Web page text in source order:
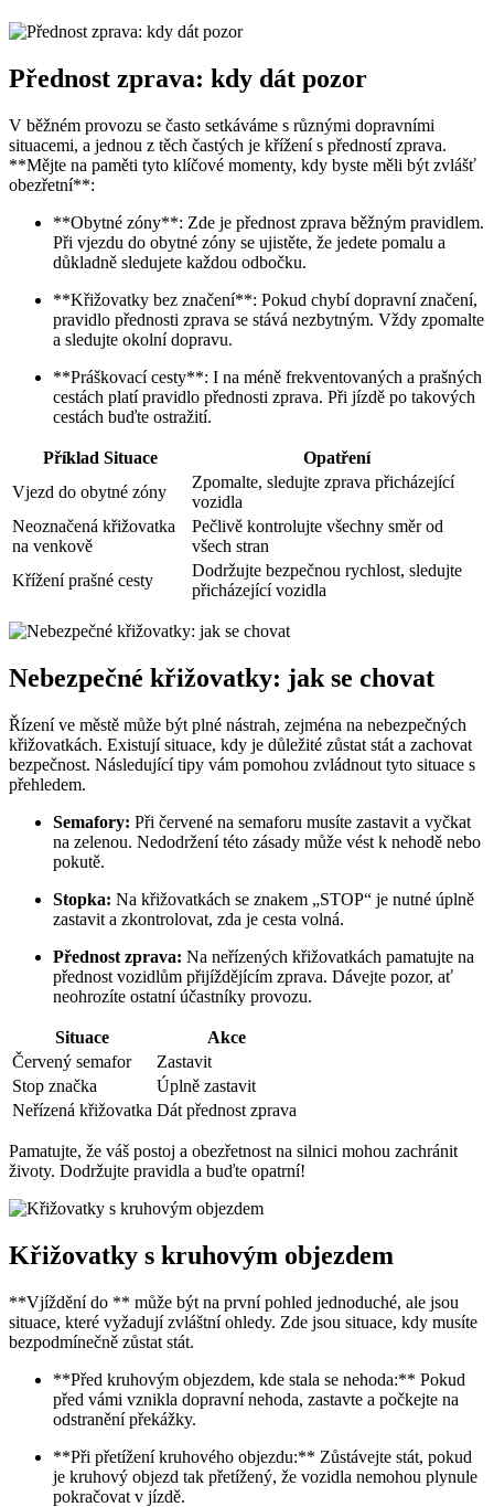
Přednost zprava: kdy dát pozor
V běžném provozu se často setkáváme s různými dopravními
situacemi, a jednou z těch častých je křížení s předností zprava.
**Mějte na paměti tyto klíčové momenty, kdy byste měli být zvlášť
obezřetní**:
**Obytné zóny**: Zde je přednost zprava běžným pravidlem.
Při vjezdu do obytné zóny se ujistěte, že jedete pomalu a
důkladně sledujete každou odbočku.
**Křižovatky bez značení**: Pokud chybí dopravní značení,
pravidlo přednosti zprava se stává nezbytným. Vždy zpomalte
a sledujte okolní dopravu.
**Práškovací cesty**: I na méně frekventovaných a prašných
cestách platí pravidlo přednosti zprava. Při jízdě po takových
cestách buďte ostražití.
Příklad Situace
Opatření
Vjezd do obytné zóny
Zpomalte, sledujte zprava přicházející
vozidla
Neoznačená křižovatka
na venkově
Pečlivě kontrolujte všechny směr od
všech stran
Křížení prašné cesty
Dodržujte bezpečnou rychlost, sledujte
přicházející vozidla
Nebezpečné křižovatky: jak se chovat
Řízení ve městě může být plné nástrah, zejména na nebezpečných
křižovatkách. Existují situace, kdy je důležité zůstat stát a zachovat
bezpečnost. Následující tipy vám pomohou zvládnout tyto situace s
přehledem.
Semafory: Při červené na semaforu musíte zastavit a vyčkat
na zelenou. Nedodržení této zásady může vést k nehodě nebo
pokutě.
Stopka: Na křižovatkách se znakem „STOP“ je nutné úplně
zastavit a zkontrolovat, zda je cesta volná.
Přednost zprava: Na neřízených křižovatkách pamatujte na
přednost vozidlům přijíždějícím zprava. Dávejte pozor, ať
neohrozíte ostatní účastníky provozu.
Situace
Akce
Červený semafor
Zastavit
Stop značka
Úplně zastavit
Neřízená křižovatka Dát přednost zprava
Pamatujte, že váš postoj a obezřetnost na silnici mohou zachránit
životy. Dodržujte pravidla a buďte opatrní!
Křižovatky s kruhovým objezdem
**Vjíždění do ** může být na první pohled jednoduché, ale jsou
situace, které vyžadují zvláštní ohledy. Zde jsou situace, kdy musíte
bezpodmínečně zůstat stát.
**Před kruhovým objezdem, kde stala se nehoda:** Pokud
před vámi vznikla dopravní nehoda, zastavte a počkejte na
odstranění překážky.
**Při přetížení kruhového objezdu:** Zůstávejte stát, pokud
je kruhový objezd tak přetížený, že vozidla nemohou plynule
pokračovat v jízdě.